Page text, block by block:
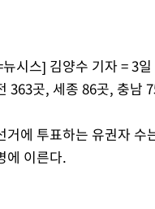
긴 50도'…열화상 카메라로 본
우파 대통령 취임 하루만에 차
시스] 김양수 기자 = 3
363곳, 세종 86곳, 충남
거에 투표하는 유권자
에 이른다.